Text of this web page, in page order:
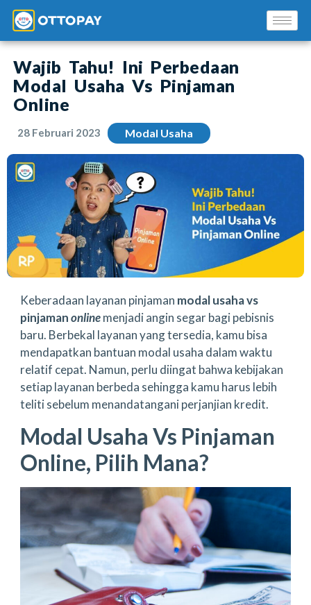
Wajib Tahu! Ini Perbedaan
Modal Usaha Vs Pinjaman
Online
28 Februari 2023 Modal Usaha
Keberadaan layanan pinjaman modal usaha vs
pinjamanonlinemenjadi angin segar bagi pebisnis
baru. Berbekal layanan yang tersedia, kamu bisa
mendapatkan bantuan modal usaha dalam waktu
relatif cepat. Namun, perlu diingat bahwa kebijakan
setiap layanan berbeda sehingga kamu harus lebih
teliti sebelum menandatangani perjanjian kredit.
Modal Usaha Vs Pinjaman
Online, Pilih Mana?
Solusi Kami
Blog
Promo Mitra
Pusat Edukasi Mitra
INSTAL SEKARANG